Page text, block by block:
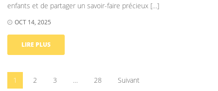
enfants et de partager un savoir-faire précieux […]
OCT 14, 2025
LIRE PLUS
1 2 3 … 28
Suivant